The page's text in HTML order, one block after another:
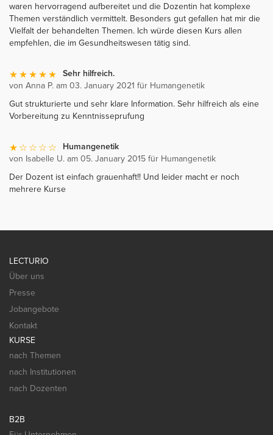
waren hervorragend aufbereitet und die Dozentin hat komplexe
Themen verständlich vermittelt. Besonders gut gefallen hat mir die
Vielfalt der behandelten Themen. Ich würde diesen Kurs allen
empfehlen, die im Gesundheitswesen tätig sind.
Sehr hilfreich.
von Anna P. am 03. January 2021 für Humangenetik
Gut strukturierte und sehr klare Information. Sehr hilfreich als eine
Vorbereitung zu Kenntnisseprufung
Humangenetik
von Isabelle U. am 05. January 2015 für Humangenetik
Der Dozent ist einfach grauenhaft!! Und leider macht er noch
mehrere Kurse
LECTURIO
Über uns
Presse
Jobangebote
Kontakt
KURSE
nach Themen
nach Institutionen
nach Dozenten
B2B